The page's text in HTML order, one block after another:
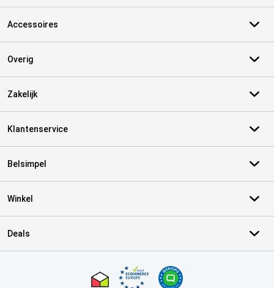
Accessoires
Overig
Zakelijk
Klantenservice
Belsimpel
Winkel
Deals